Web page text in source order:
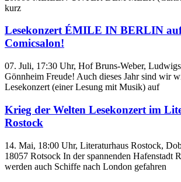
kurz
Lesekonzert ÉMILE IN BERLIN
Comicsalon!
07. Juli, 17:30 Uhr, Hof Bruns-Weber,
Gönnheim Freude! Auch dieses Jahr sind wir
Lesekonzert (einer Lesung mit Musik) auf
Krieg der Welten Lesekonzert im
Rostock
14. Mai, 18:00 Uhr, Literaturhaus Rostock,
18057 Rotsock In der spannenden Hafenstadt
werden auch Schiffe nach London gefahren